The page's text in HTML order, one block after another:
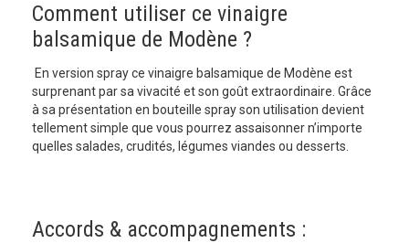
Comment utiliser ce vinaigre
balsamique de Modène ?
En version spray ce vinaigre balsamique de Modène est
surprenant par sa vivacité et son goût extraordinaire. Grâce
à sa présentation en bouteille spray son utilisation devient
tellement simple que vous pourrez assaisonner n’importe
quelles salades, crudités, légumes viandes ou desserts.
Accords & accompagnements :